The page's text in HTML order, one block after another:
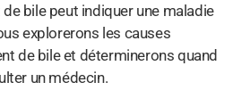
bile peut indiquer une maladie
explorerons les causes
de bile et déterminerons quand
un médecin.